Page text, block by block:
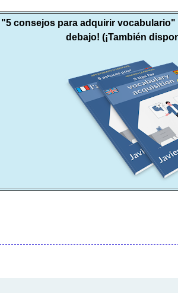
consejos para adquirir
debajo! (¡También